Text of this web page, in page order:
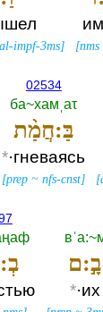
[nms
impf-3ms]
[
02534
ба~хамˌаτ
בַּ:חֲמַ֨ת
*·гневаясь
[prep ~nfs-cnst]
בָ֣:ם
*·их